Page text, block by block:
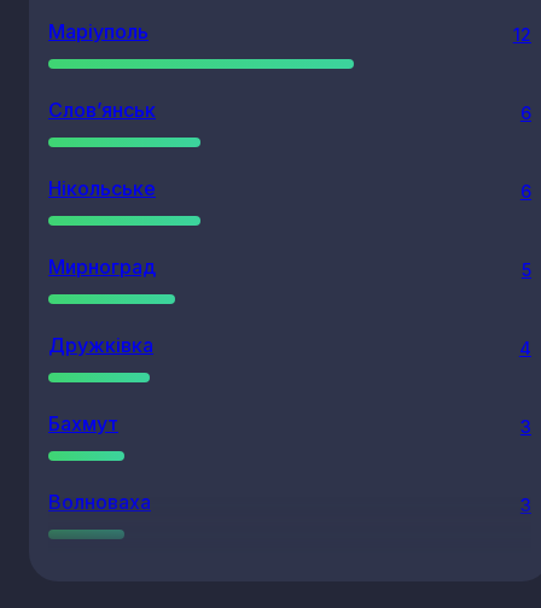
Маріуполь 12
Слов’янськ 6
Нікольське 6
Мирноград 5
Дружківка 4
Бахмут 3
Волноваха 3